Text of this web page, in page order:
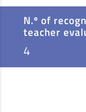
N.º of
teacher
4